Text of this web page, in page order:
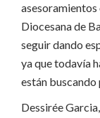
Diocesana de
seguir dando
ya que todavía
están
Dessirée